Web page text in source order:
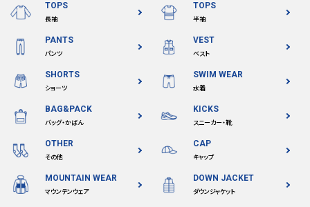
TOPS
長袖
TOPS
半袖
PANTS
パンツ
VEST
ベスト
SHORTS
ショーツ
SWIM WEAR
水着
BAG&PACK
バッグ・かばん
KICKS
スニーカー・靴
OTHER
その他
CAP
キャップ
MOUNTAIN WEAR
マウンテンウェア
DOWN JACKET
ダウンジャケット